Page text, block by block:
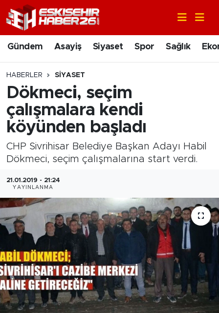
Gündem Asayiş Siyaset Spor Sağlık
HABERLER SIYASET
Dökmeci, seçim
çalışmalara kendi
köyünden başladı
CHP Sivrihisar Belediye Başkan Adayı Habil
Dökmeci, seçim çalışmalarına start verdi.
21.01.2019 - 21:24
YAYINLANMA
Gündem
Asayiş
Siyaset
Spor
Sağlık
Ekonomi
Eğitim
Sanat
Bölge
Teknoloji
Magazin
Dünya
Nöbetçi Eczaneler
Hava Durumu
Trafik Durumu
Süper Lig Puan Durumu ve Fikstür
Tüm Manşetler
Son Dakika Haberleri
Haber Arşivi